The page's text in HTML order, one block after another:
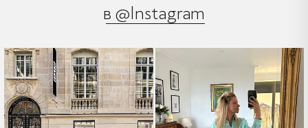
в @Instagram